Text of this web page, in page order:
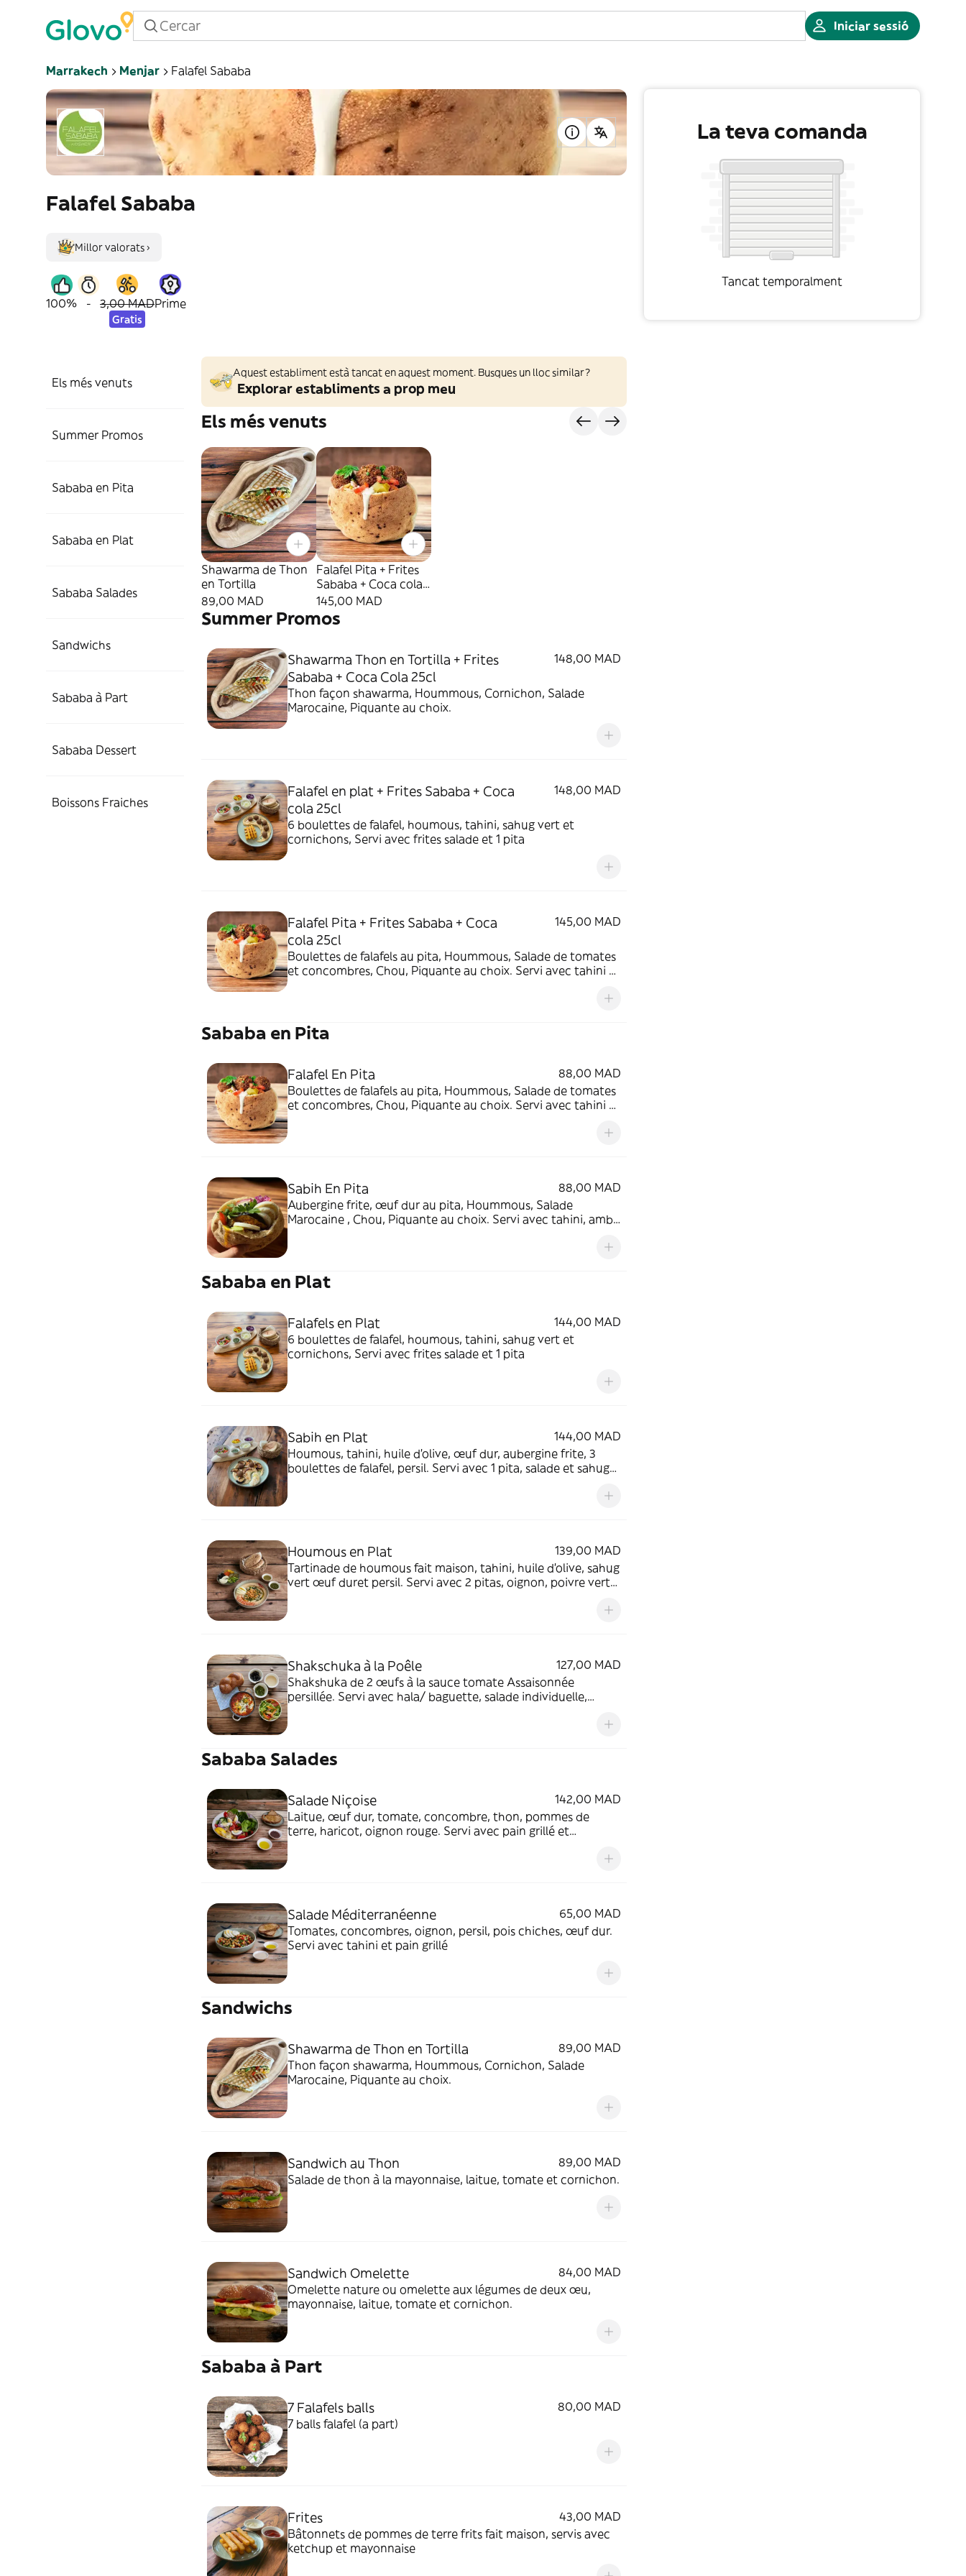
Iniciar sessió
Marrakech Menjar Falafel Sababa
Falafel Sababa
Millor valorats ›
100% - 3,00 MAD
Gratis
Prime
Els més venuts
Summer Promos
Sababa en Pita
Sababa en Plat
Sababa Salades
Sandwichs
Sababa à Part
Sababa Dessert
Boissons Fraiches
Aquest establiment està tancat en aquest moment. Busques un lloc similar?
Explorar establiments a prop meu
Els més venuts
Shawarma de Thon
en Tortilla
89,00 MAD
Falafel Pita + Frites
Sababa + Coca cola
25cl
145,00 MAD
Summer Promos
Shawarma Thon en Tortilla + Frites
Sababa + Coca Cola 25cl
148,00 MAD
Thon façon shawarma, Hoummous, Cornichon, Salade
Marocaine, Piquante au choix.
Falafel en plat + Frites Sababa + Coca
cola 25cl
148,00 MAD
6 boulettes de falafel, houmous, tahini, sahug vert et
cornichons, Servi avec frites salade et 1 pita
Falafel Pita + Frites Sababa + Coca
cola 25cl
145,00 MAD
Boulettes de falafels au pita, Hoummous, Salade de tomates
et concombres, Chou, Piquante au choix. Servi avec tahini et
Sababa en Pita
Falafel En Pita
88,00 MAD
Boulettes de falafels au pita, Hoummous, Salade de tomates
et concombres, Chou, Piquante au choix. Servi avec tahini et
Sabih En Pita
88,00 MAD
Aubergine frite, œuf dur au pita, Hoummous, Salade
Marocaine , Chou, Piquante au choix. Servi avec tahini, amba
Sababa en Plat
Falafels en Plat
144,00 MAD
6 boulettes de falafel, houmous, tahini, sahug vert et
cornichons, Servi avec frites salade et 1 pita
Sabih en Plat
144,00 MAD
Houmous, tahini, huile d’olive, œuf dur, aubergine frite, 3
boulettes de falafel, persil. Servi avec 1 pita, salade et sahug
Houmous en Plat
139,00 MAD
Tartinade de houmous fait maison, tahini, huile d’olive, sahug
vert œuf duret persil. Servi avec 2 pitas, oignon, poivre vert
Shakschuka à la Poêle
127,00 MAD
Shakshuka de 2 œufs à la sauce tomate Assaisonnée
persillée. Servi avec hala/ baguette, salade individuelle,
Sababa Salades
Salade Niçoise
142,00 MAD
Laitue, œuf dur, tomate, concombre, thon, pommes de
terre, haricot, oignon rouge. Servi avec pain grillé et
Salade Méditerranéenne
65,00 MAD
Tomates, concombres, oignon, persil, pois chiches, œuf dur.
Servi avec tahini et pain grillé
Sandwichs
Shawarma de Thon en Tortilla
89,00 MAD
Thon façon shawarma, Hoummous, Cornichon, Salade
Marocaine, Piquante au choix.
Sandwich au Thon
89,00 MAD
Salade de thon à la mayonnaise, laitue, tomate et cornichon.
Sandwich Omelette
84,00 MAD
Omelette nature ou omelette aux légumes de deux œu,
mayonnaise, laitue, tomate et cornichon.
Sababa à Part
7 Falafels balls
80,00 MAD
7 balls falafel (a part)
Frites
43,00 MAD
Bâtonnets de pommes de terre frits fait maison, servis avec
ketchup et mayonnaise
La teva comanda
Tancat temporalment